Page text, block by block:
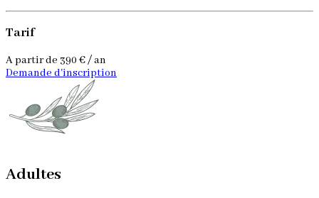
Tarif
A partir de 390 € / an
Demande d'inscription
Adultes